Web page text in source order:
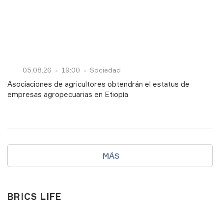
BRICS LIFE
05.08.26 19:00 Sociedad
Asociaciones de agricultores obtendrán el estatus de
empresas agropecuarias en Etiopía
MÁS